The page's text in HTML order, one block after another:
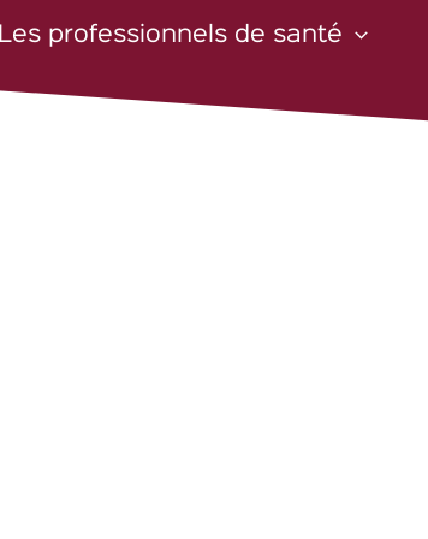
Les professionnels de santé